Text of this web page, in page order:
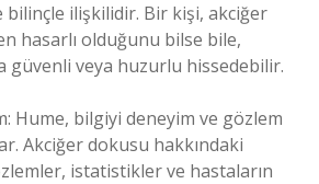
bilinçle ilişkilidir. Bir kişi, akciğer
hasarlı olduğunu bilse bile,
güvenli veya huzurlu hissedebilir.
Hume, bilgiyi deneyim ve gözlem
Akciğer dokusu hakkındaki
istatistikler ve hastaların